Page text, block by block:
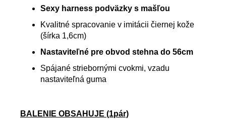
Sexy harness podväzky s mašľou
Kvalitné spracovanie v imitácii čiernej kože
(šírka 1,6cm)
Nastaviteľné pre obvod stehna do 56cm
Spájané striebornými cvokmi, vzadu
nastaviteľná guma
BALENIE OBSAHUJE (1pár)